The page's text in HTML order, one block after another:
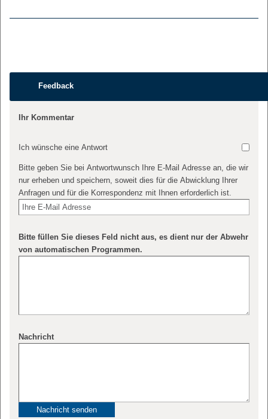
Feedback
Ihr Kommentar
Ich wünsche eine Antwort
Bitte geben Sie bei Antwortwunsch Ihre E-Mail Adresse an, die wir
nur erheben und speichern, soweit dies für die Abwicklung Ihrer
Anfragen und für die Korrespondenz mit Ihnen erforderlich ist.
Bitte füllen Sie dieses Feld nicht aus, es dient nur der Abwehr
von automatischen Programmen.
Nachricht